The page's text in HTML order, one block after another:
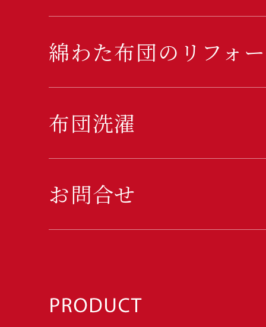
綿わた布団のリフォ
布団洗濯
お問合せ